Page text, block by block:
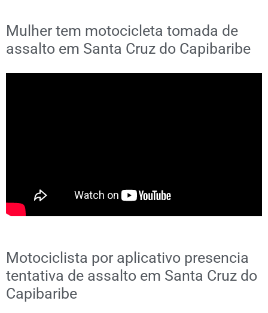
Mulher tem motocicleta tomada de
assalto em Santa Cruz do Capibaribe
Motociclista por aplicativo presencia
tentativa de assalto em Santa Cruz do
Capibaribe